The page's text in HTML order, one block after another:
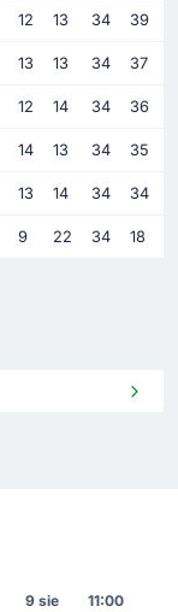
12 13 34 39
13 13 34 37
12 14 34 36
14 13 34 35
13 14 34 34
9 22 34 18
9 sie 11:00